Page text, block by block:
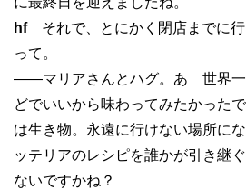
hfそれで、とにかく閉店までに行
って。
——マリアさんとハグ。あゝ世界一
どでいいから味わってみたかった
は生き物。永遠に行けない場所に
ッテリアのレシピを誰かが引き継
ないですかね？